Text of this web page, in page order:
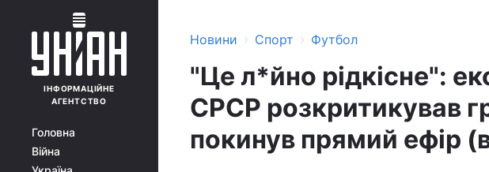
ІНФОРМАЦІЙНЕ
АГЕНТСТВО
Головна
Війна
Новини › Спорт › Футбол
"Це л*йно рідкісне":
СРСР розкритикував
покинув прямий ефір